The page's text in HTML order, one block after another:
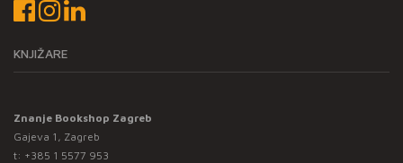
KNJIŽARE
Znanje Bookshop Zagreb
Gajeva 1, Zagreb
t: +385 1 5577 953